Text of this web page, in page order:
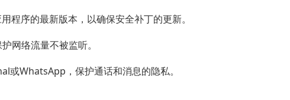
程序的最新版本，以确保安全补丁的更新。
网络流量不被监听。
或WhatsApp，保护通话和消息的隐私。